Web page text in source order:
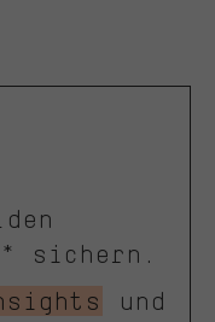
sichern.
und